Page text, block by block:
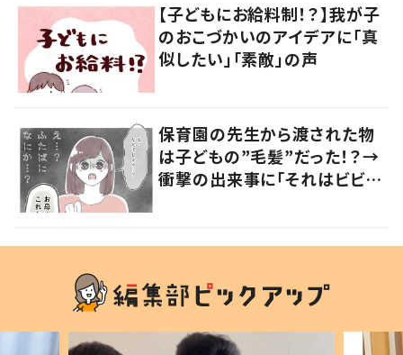
【子どもにお給料制！？】我が子
のおこづかいのアイデアに「真
似したい」「素敵」の声
保育園の先生から渡された物
は子どもの”毛髪”だった！？→
衝撃の出来事に「それはビビ